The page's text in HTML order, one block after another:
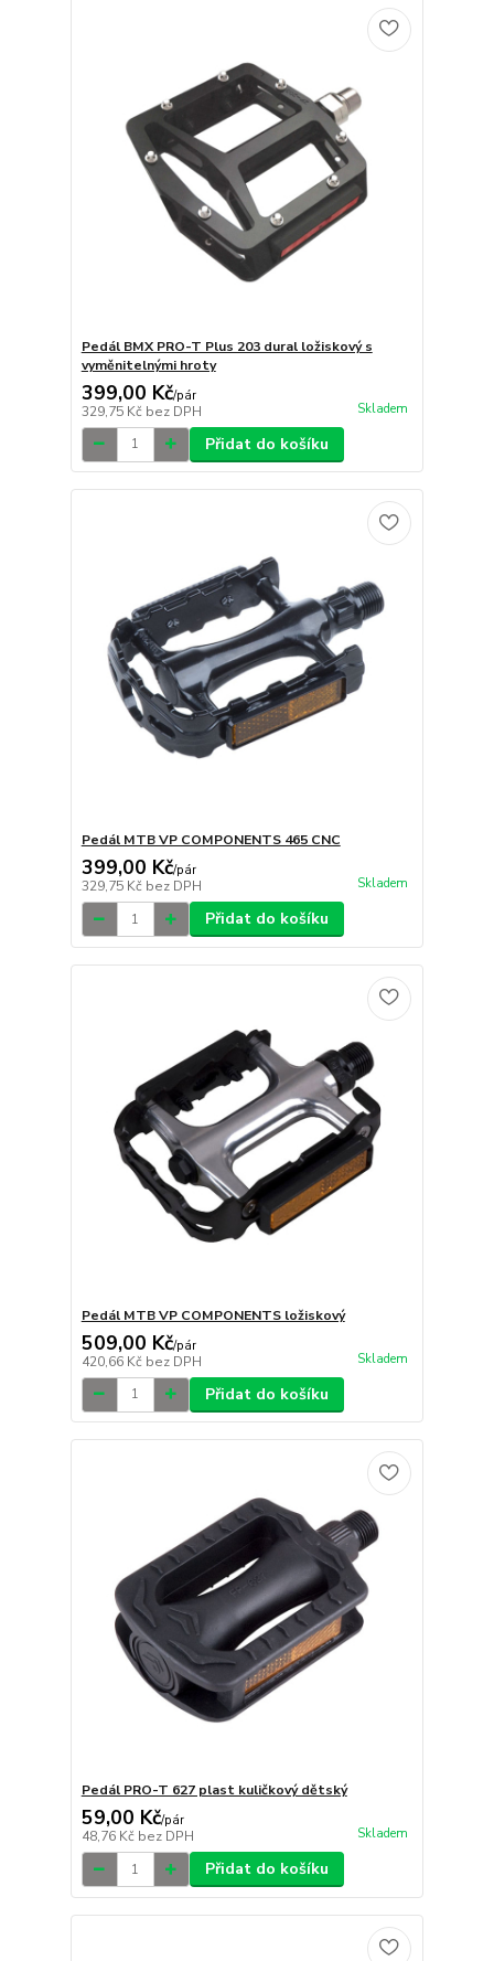
Pedál BMX PRO-T Plus 203 dural ložiskový s
vyměnitelnými hroty
399,00 Kč/pár
329,75 Kč bez DPH Skladem
Přidat do košíku
Pedál MTB VP COMPONENTS 465 CNC
399,00 Kč/pár
329,75 Kč bez DPH Skladem
Přidat do košíku
Pedál MTB VP COMPONENTS ložiskový
509,00 Kč/pár
420,66 Kč bez DPH Skladem
Přidat do košíku
Pedál PRO-T 627 plast kuličkový dětský
59,00 Kč/pár
48,76 Kč bez DPH Skladem
Přidat do košíku